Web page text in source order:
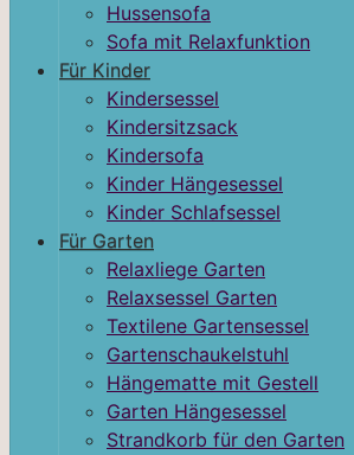
Hussensofa
Sofa mit Relaxfunktion
Für Kinder
Kindersessel
Kindersitzsack
Kindersofa
Kinder Hängesessel
Kinder Schlafsessel
Für Garten
Relaxliege Garten
Relaxsessel Garten
Textilene Gartensessel
Gartenschaukelstuhl
Hängematte mit Gestell
Garten Hängesessel
Strandkorb für den Garten